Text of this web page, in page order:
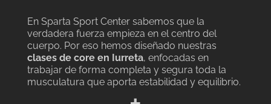
En Sparta Sport Center sabemos que la
verdadera fuerza empieza en el centro del
cuerpo. Por eso hemos diseñado nuestras
clases de core en Iurreta, enfocadas en
trabajar de forma completa y segura toda la
musculatura que aporta estabilidad y equilibrio.